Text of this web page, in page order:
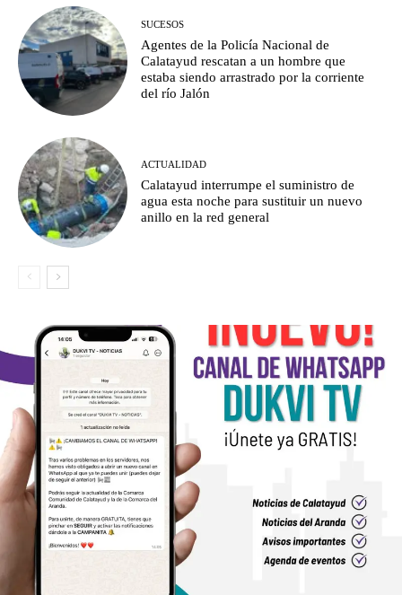
SUCESOS
Agentes de la Policía Nacional de
Calatayud rescatan a un hombre que
estaba siendo arrastrado por la corriente
del río Jalón
ACTUALIDAD
Calatayud interrumpe el suministro de
agua esta noche para sustituir un nuevo
anillo en la red general